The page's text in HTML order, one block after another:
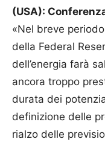
(USA):
«Nel breve
della Federal
dell’energia farà
ancora troppo
durata dei
definizione delle
rialzo delle